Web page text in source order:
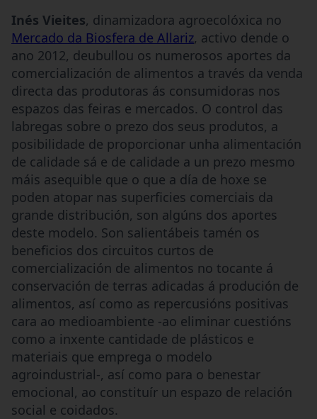
Inés Vieites, dinamizadora agroecolóxica no
Mercado da Biosfera de Allariz, activo dende o
ano 2012, deubullou os numerosos aportes da
comercialización de alimentos a través da venda
directa das produtoras ás consumidoras nos
espazos das feiras e mercados. O control das
labregas sobre o prezo dos seus produtos, a
posibilidade de proporcionar unha alimentación
de calidade sá e de calidade a un prezo mesmo
máis asequible que o que a día de hoxe se
poden atopar nas superficies comerciais da
grande distribución, son algúns dos aportes
deste modelo. Son salientábeis tamén os
beneficios dos circuitos curtos de
comercialización de alimentos no tocante á
conservación de terras adicadas á produción de
alimentos, así como as repercusións positivas
cara ao medioambiente -ao eliminar cuestións
como a inxente cantidade de plásticos e
materiais que emprega o modelo
agroindustrial-, así como para o benestar
emocional, ao constituír un espazo de relación
social e coidados.